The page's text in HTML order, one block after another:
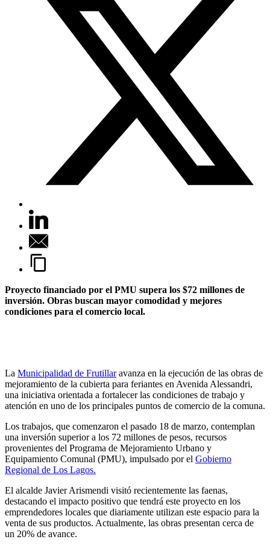
Proyecto financiado por el PMU supera los $72 millones de
inversión. Obras buscan mayor comodidad y mejores
condiciones para el comercio local.
La Municipalidad de Frutillaravanza en la ejecución de las obras de
mejoramiento de la cubierta para feriantes en Avenida Alessandri,
una iniciativa orientada a fortalecer las condiciones de trabajo y
atención en uno de los principales puntos de comercio de la comuna.
Los trabajos, que comenzaron el pasado 18 de marzo, contemplan
una inversión superior a los 72 millones de pesos, recursos
provenientes del Programa de Mejoramiento Urbano y
Equipamiento Comunal (PMU), impulsado por el Gobierno
Regional de Los Lagos.
El alcalde Javier Arismendi visitó recientemente las faenas,
destacando el impacto positivo que tendrá este proyecto en los
emprendedores locales que diariamente utilizan este espacio para la
venta de sus productos. Actualmente, las obras presentan cerca de
un 20% de avance.